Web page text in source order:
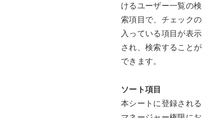
けるユーザー一覧の検
索項目で、チェックの
入っている項目が表示
され、検索することが
できます。
ソート項目
本シートに登録される